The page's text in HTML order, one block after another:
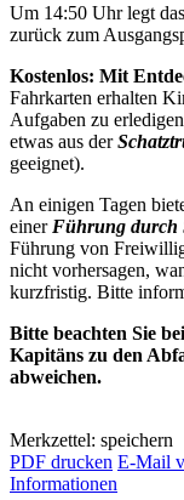
Um 14:50 Uhr legt
zurück zum
Kostenlos: Mit
Fahrkarten erhalten
Aufgaben zu
etwas aus der
geeignet).
An einigen Tagen
einer Führung durch
Führung von
nicht vorhersagen,
kurzfristig. Bitte
Bitte beachten Sie
Kapitäns zu den
abweichen.
Merkzettel: speichern
PDF drucken E-Mail
Informationen